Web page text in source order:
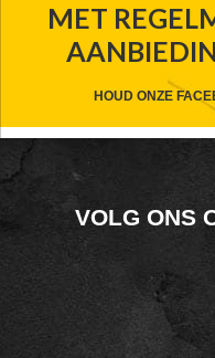
WIDGET
HEADER
MET
HOUD ONZE
FOOTER
WIDGET
HEADER
SOCIAL
VOLG ONS